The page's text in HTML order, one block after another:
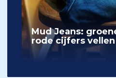
Mud Jeans:
rode cijfers